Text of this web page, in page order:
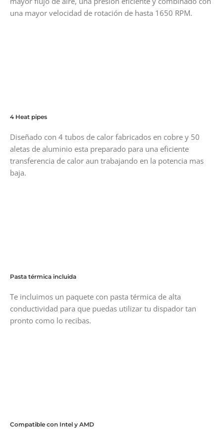
una mayor velocidad de rotación de hasta 1650 RPM.
4 Heat pipes
Diseñado con 4 tubos de calor fabricados en cobre y 50
aletas de aluminio esta preparado para una eficiente
transferencia de calor aun trabajando en la potencia mas
baja.
Pasta térmica incluida
Te incluimos un paquete con pasta térmica de alta
conductividad para que puedas utilizar tu dispador tan
pronto como lo recibas.
Compatible con Intel y AMD